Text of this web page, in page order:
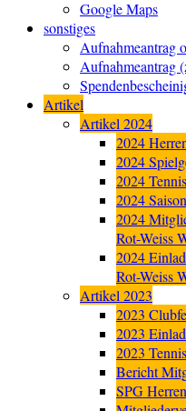
Google Maps
sonstiges
Aufnahmeantrag
Aufnahmeantrag
Artikel
Artikel 2024
2024
2024
2024
2024
2024
Rot-Weiss
2024
Rot-Weiss
Artikel 2023
2023
2023
2023
Bericht
SPG